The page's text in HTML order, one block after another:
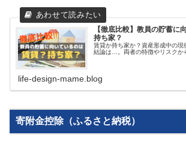
【徹底比較】教員の貯蓄に
持ち家？
賃貸か持ち家か？資産形成中の現
結論は…。両者の特徴やリスクか
life-design-mame.blog
寄附金控除（ふるさと納税）